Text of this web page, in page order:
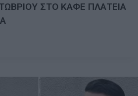
ΣΤΟ ΚΑΦΕ ΠΛΑΤΕΙΑ